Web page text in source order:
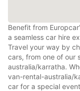
Benefit from
a seamless car hire
Travel your way by
cars, from one of our
australia/karratha.
van-rental-australia/
car for a special